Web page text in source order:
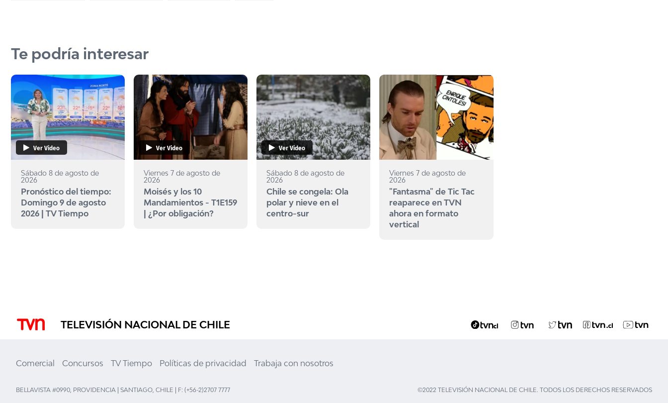
Te podría interesar
Ver Video
Sábado 8 de agosto de
2026
Pronóstico del tiempo:
Domingo 9 de agosto
2026 | TV Tiempo
Ver Video
Viernes 7 de agosto de
2026
Moisés y los 10
Mandamientos - T1E159
| ¿Por obligación?
Ver Video
Sábado 8 de agosto de
2026
Chile se congela: Ola
polar y nieve en el
centro-sur
Viernes 7 de agosto de
2026
"Fantasma" de Tic Tac
reaparece en TVN
ahora en formato
vertical
TELEVISIÓN NACIONAL DE CHILE
Comercial Concursos TV Tiempo Políticas de privacidad Trabaja con nosotros
BELLAVISTA #0990, PROVIDENCIA | SANTIAGO, CHILE | F: (+56-2)2707 7777 ©2022 TELEVISIÓN NACIONAL DE CHILE. TODOS LOS DERECHOS RESERVADOS